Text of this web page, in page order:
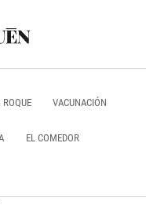
VACUNACIÓN
EL COMEDOR